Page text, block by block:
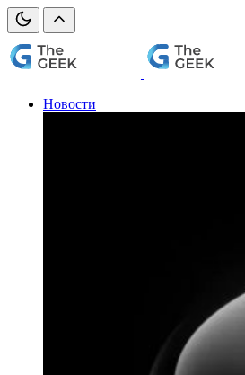
Новости